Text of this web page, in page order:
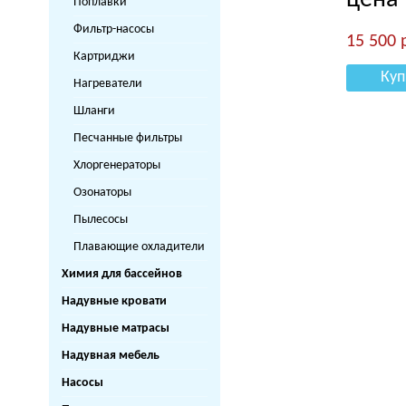
Фильтр-насосы
Картриджи
Нагреватели
Шланги
Песчанные фильтры
Хлоргенераторы
Озонаторы
Пылесосы
Плавающие охладители
Химия для бассейнов
Надувные кровати
Надувные матрасы
Надувная мебель
Насосы
15 500